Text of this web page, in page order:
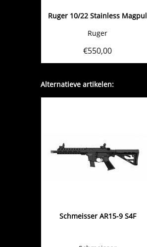
Ruger 10/22 Stainless Magpul
Ruger
€550,00
Alternatieve artikelen:
Schmeisser AR15-9 S4F